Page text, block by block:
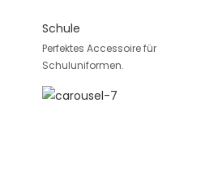
Schule
Perfektes Accessoire für
Schuluniformen.